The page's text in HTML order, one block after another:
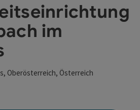
im
Oberösterreich, Österreich